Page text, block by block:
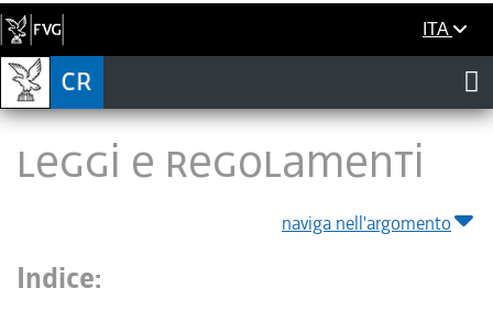
ITA
LEGGI E REGOLAMENTI
naviga nell'argomento
Indice: